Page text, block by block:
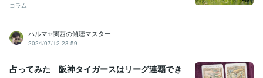
コラム
ハルマ✨関西の傾聴マスター
2024/07/12 23:59
占ってみた 阪神タイガースはリーグ連覇でき